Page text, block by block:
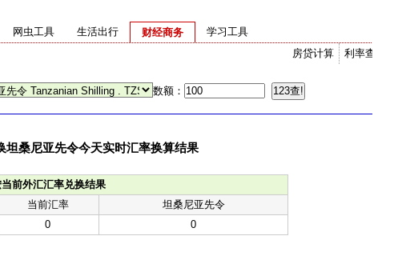
网虫工具 生活出行
财经商务
利率查询
房贷计算
学习工具
数额：
坦桑尼亚先令今天实时汇率换算结果
前外汇汇率兑换结果
当前汇率
坦桑尼亚先令
0 0